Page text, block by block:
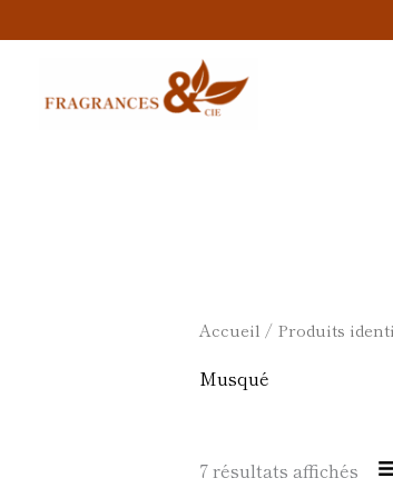
au
Accueil / Produits
Musqué
7 résultats affichés